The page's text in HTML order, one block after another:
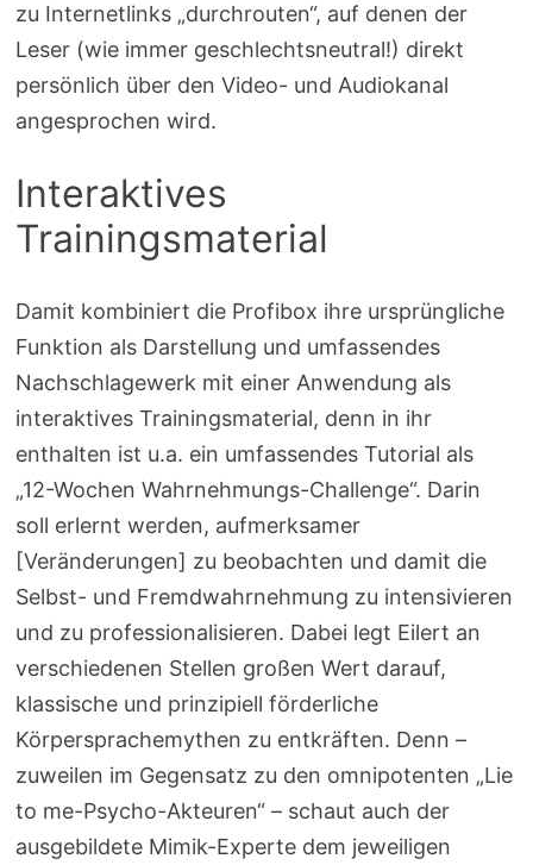
zu Internetlinks „durchrouten“, auf denen der
Leser (wie immer geschlechtsneutral!) direkt
persönlich über den Video- und Audiokanal
angesprochen wird.
Interaktives
Trainingsmaterial
Damit kombiniert die Profibox ihre ursprüngliche
Funktion als Darstellung und umfassendes
Nachschlagewerk mit einer Anwendung als
interaktives Trainingsmaterial, denn in ihr
enthalten ist u.a. ein umfassendes Tutorial als
„12-Wochen Wahrnehmungs-Challenge“. Darin
soll erlernt werden, aufmerksamer
[Veränderungen] zu beobachten und damit die
Selbst- und Fremdwahrnehmung zu intensivieren
und zu professionalisieren. Dabei legt Eilert an
verschiedenen Stellen großen Wert darauf,
klassische und prinzipiell förderliche
Körpersprachemythen zu entkräften. Denn –
zuweilen im Gegensatz zu den omnipotenten „Lie
to me-Psycho-Akteuren“ – schaut auch der
ausgebildete Mimik-Experte dem jeweiligen